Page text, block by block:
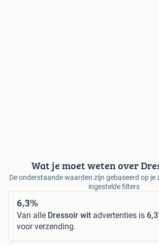
Wat je moet weten over
De onderstaande waarden zijn gebaseerd op je
ingestelde filters
6,3%
Van alle Dressoir wit advertenties is
voor verzending.